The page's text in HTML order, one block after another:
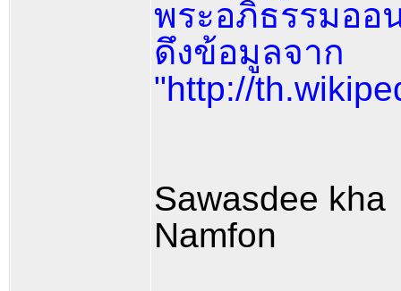
พระอภิธรรมออ
ดึงข้อมูลจาก
"http://
Sawasdee kha
Namfon